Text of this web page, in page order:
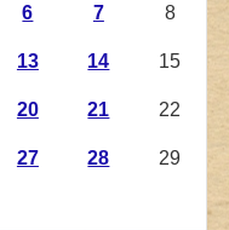
6 7 8
13 14 15
20 21 22
27 28 29